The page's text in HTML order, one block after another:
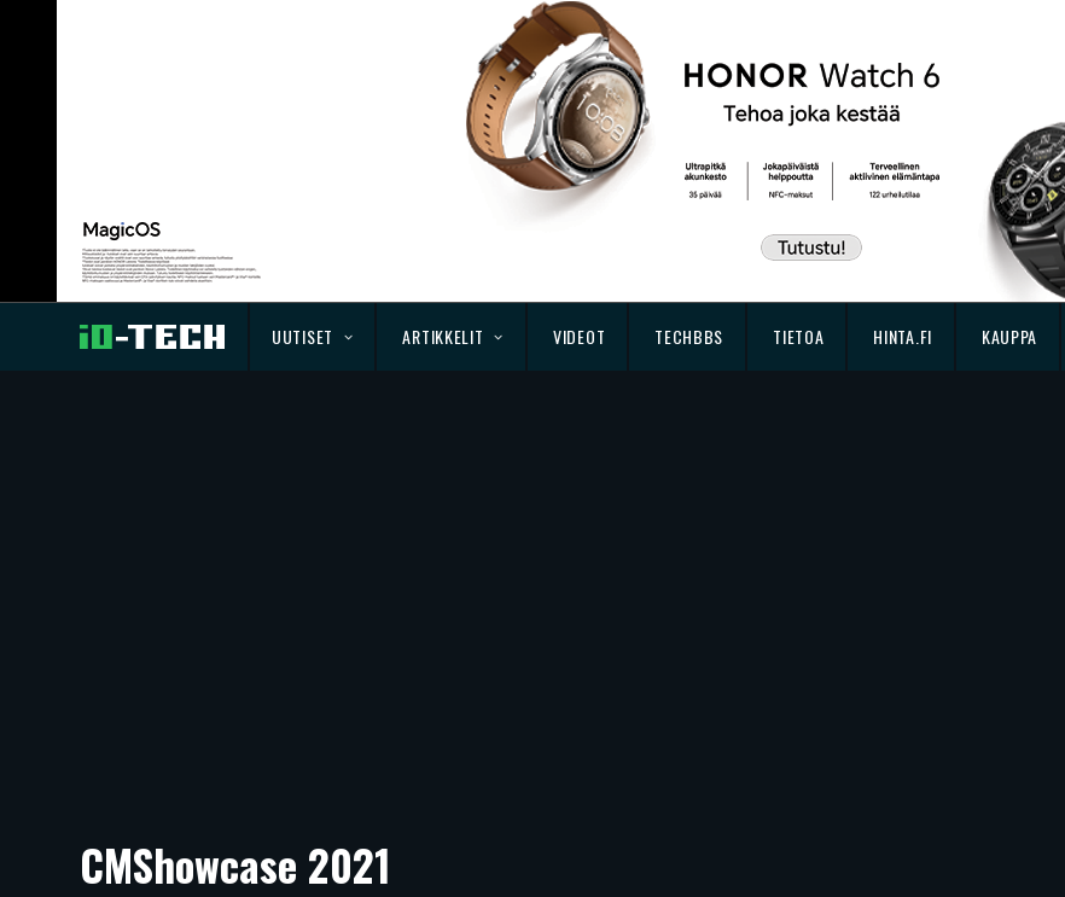
UUTISET ARTIKKELIT VIDEOT TECHBBS TIETOA HINTA.FI KAUPPA
CMShowcase 2021